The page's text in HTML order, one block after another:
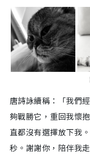
唐詩詠續稱：「我們
夠戰勝它，重回我懷
直都沒有選擇放下我
秒。謝謝你，陪伴我